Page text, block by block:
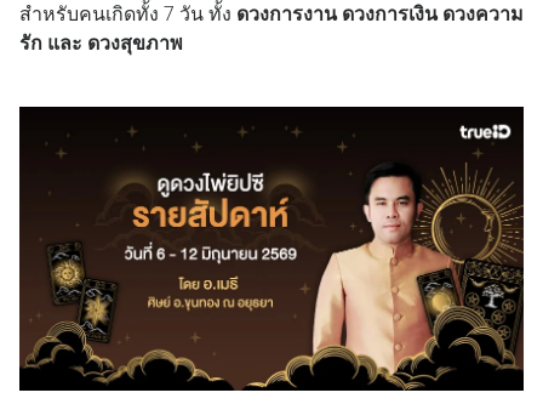
สำหรับคนเกิดทั้ง 7 วัน ทั้ง ดวงการงาน ดวงการเงิน ดวงความ
รัก และ ดวงสุขภาพ